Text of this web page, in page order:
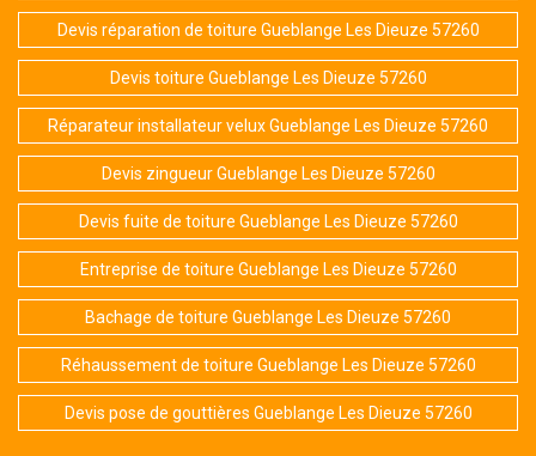
Devis réparation de toiture Gueblange Les Dieuze 57260
Devis toiture Gueblange Les Dieuze 57260
Réparateur installateur velux Gueblange Les Dieuze 57260
Devis zingueur Gueblange Les Dieuze 57260
Devis fuite de toiture Gueblange Les Dieuze 57260
Entreprise de toiture Gueblange Les Dieuze 57260
Bachage de toiture Gueblange Les Dieuze 57260
Réhaussement de toiture Gueblange Les Dieuze 57260
Devis pose de gouttières Gueblange Les Dieuze 57260